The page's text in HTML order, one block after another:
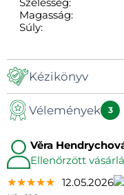
Magasság:
Súly:
Kézikönyv
Kézikönyv
Vélemények 3
Věra
Ellenőrzött
★★★★★
★★★★★
★★★★★ 12.05.2026